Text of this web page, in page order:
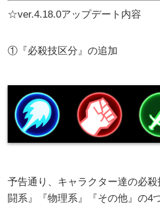
☆ver.4.18.0アップデート内容
①『必殺技区分』の追加
予告通り、キャラクター達の必
闘系』『物理系』『その他』の4